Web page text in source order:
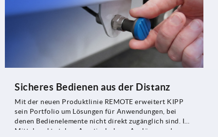
Sicheres Bedienen aus der Distanz
Mit der neuen Produktlinie REMOTE erweitert KIPP
sein Portfolio um Lösungen für Anwendungen, bei
denen Bedienelemente nicht direkt zugänglich sind. Im
Mittelpunkt stehen Arretierbolzen, Auslöser und